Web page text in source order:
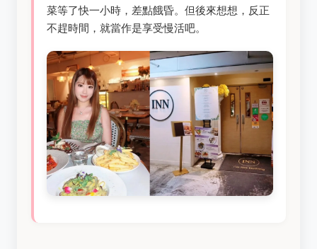
菜等了快一小時，差點餓昏。但後來想想，反正
不趕時間，就當作是享受慢活吧。